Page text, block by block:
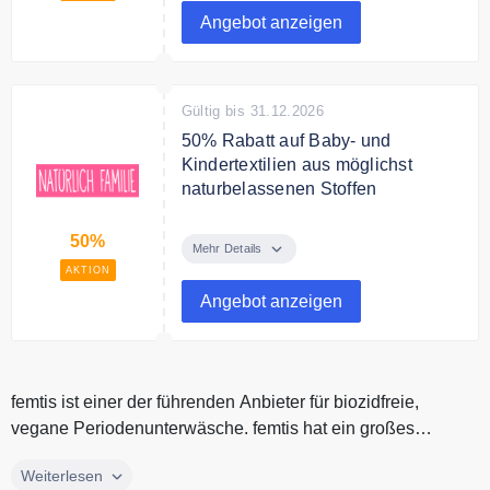
sprechen. Krankschreibung &
elektronisches Rezept erhalten
Angebot anzeigen
50%
AKTION
Gültig bis 31.12.2026
50% Rabatt auf Baby- und
Kindertextilien aus möglichst
naturbelassenen Stoffen
Kindertextilien aus möglichst
Bedingungen
Mehr Details
Angebot anzeigen
femtis ist einer der führenden Anbieter für biozidfreie,
vegane Periodenunterwäsche. femtis hat ein großes
femtis ist einer der führenden Anbieter für biozidfreie,
Weiterlesen